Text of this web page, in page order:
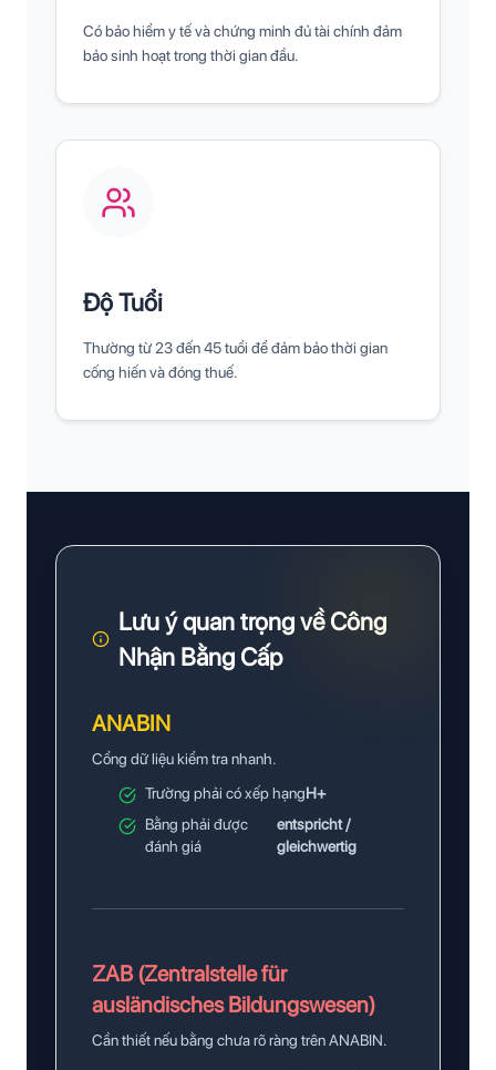
Có bảo hiểm y tế và chứng minh đủ tài chính đảm
bảo sinh hoạt trong thời gian đầu.
Độ Tuổi
Thường từ 23 đến 45 tuổi để đảm bảo thời gian
cống hiến và đóng thuế.
Lưu ý quan trọng về Công
Nhận Bằng Cấp
ANABIN
Cổng dữ liệu kiểm tra nhanh.
Trường phải có xếp hạngH+
Bằng phải được
đánh giá
entspricht /
gleichwertig
ZAB (Zentralstelle für
ausländisches Bildungswesen)
Cần thiết nếu bằng chưa rõ ràng trên ANABIN.